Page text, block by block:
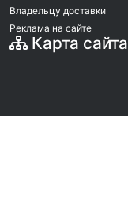
Владельцу доставки
Реклама на сайте
Карта сайта